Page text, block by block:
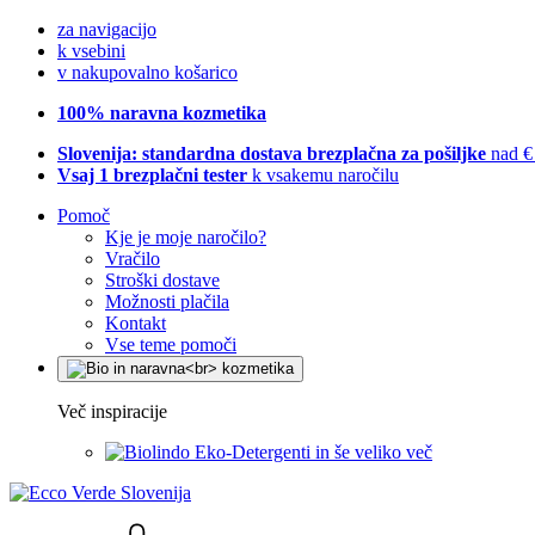
za navigacijo
k vsebini
v nakupovalno košarico
100% naravna kozmetika
Slovenija: standardna dostava brezplačna za pošiljke nad
Vsaj 1 brezplačni tester k vsakemu naročilu
Pomoč
Kje je moje naročilo?
Vračilo
Stroški dostave
Možnosti plačila
Kontakt
Vse teme pomoči
Več inspiracije
Eko-Detergenti in še veliko več